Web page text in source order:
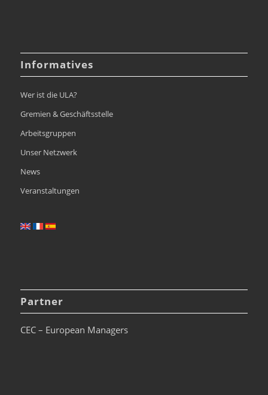
Informatives
Wer ist die ULA?
Gremien & Geschäftsstelle
Arbeitsgruppen
Unser Netzwerk
News
Veranstaltungen
Partner
CEC – European Managers